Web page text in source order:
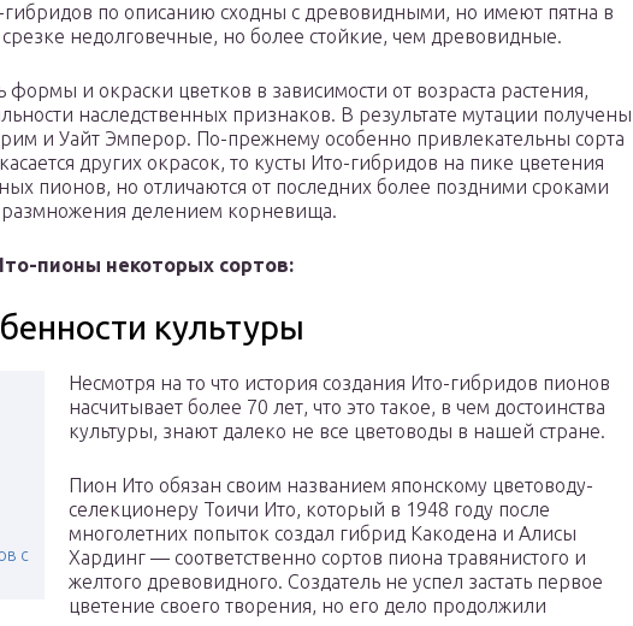
гибридов по описанию сходны с древовидными, но имеют пятна в
недолговечные, но более стойкие, чем древовидные.
формы и окраски цветков в зависимости от возраста растения,
наследственных признаков. В результате мутации получены
и Уайт Эмперор. По-прежнему особенно привлекательны сорта
других окрасок, то кусты Ито-гибридов на пике цветения
пионов, но отличаются от последних более поздними сроками
делением корневища.
пионы некоторых сортов:
культуры
с
Несмотря на то что история создания Ито-гибридов пионов
насчитывает более 70 лет, что это такое, в чем достоинства
культуры, знают далеко не все цветоводы в нашей стране.
Пион Ито обязан своим названием японскому цветоводу-
селекционеру Тоичи Ито, который в 1948 году после
многолетних попыток создал гибрид Какодена и Алисы
Хардинг — соответственно сортов пиона травянистого и
желтого древовидного. Создатель не успел застать первое
цветение своего творения, но его дело продолжили